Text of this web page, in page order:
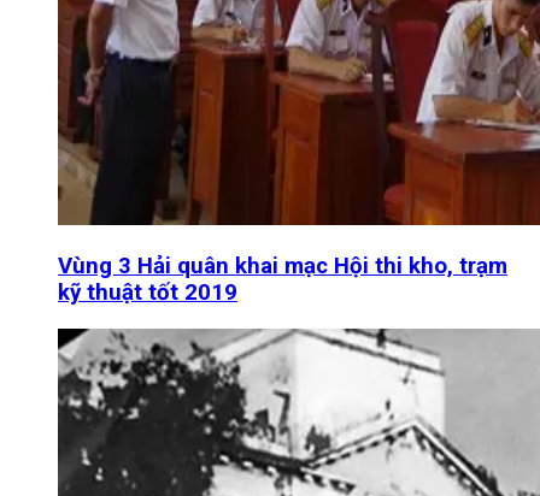
Vùng 3 Hải quân khai mạc Hội thi kho, trạm
kỹ thuật tốt 2019